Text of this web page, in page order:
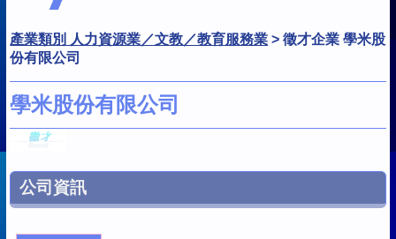
產業類別 人力資源業／文教／教育服務業 >徵才企業 學米股
份有限公司
學米股份有限公司
公司資訊